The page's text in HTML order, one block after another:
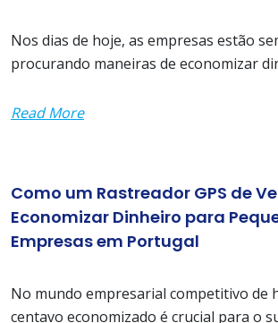
Nos dias de hoje, as empresas estão
procurando maneiras de economizar
Read More
Como um Rastreador GPS de
Economizar Dinheiro para
Empresas em Portugal
No mundo empresarial competitivo de
centavo economizado é crucial para o